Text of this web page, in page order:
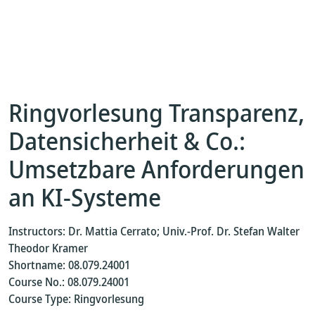
Ringvorlesung Transparenz,
Datensicherheit & Co.:
Umsetzbare Anforderungen
an KI-Systeme
Instructors: Dr. Mattia Cerrato; Univ.-Prof. Dr. Stefan Walter
Theodor Kramer
Shortname: 08.079.24001
Course No.: 08.079.24001
Course Type: Ringvorlesung